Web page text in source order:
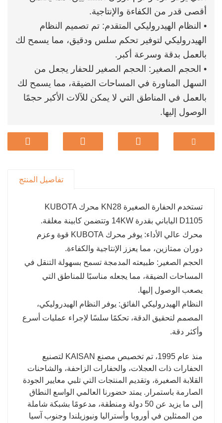
أقصى قدر من الكفاءة والإنتاجية.
• النظام الهيدروليكي المتقدم: تم تصميم النظام
الهيدروليكي لتوفير تحكم سلس ودقيق، مما يسمح لك
بالعمل بدقة وسرعة أكبر.
• الحجم الصغير: الحجم الصغير للحفار يجعل من
السهل المناورة في المساحات الضيقة، مما يسمح لك
بالعمل في المناطق التي لا يمكن للآلات الأكبر حجمًا
الوصول إليها.
تفاصيل المنتج
تستخدم الحفارة الصغيرة KN28 محرك KUBOTA
D1105 الياباني بقدرة 14KW وتتضمن كابينة مغلقة.
محرك عالي الأداء: يوفر محرك KUBOTA قوة وعزم
دوران ممتازين، مما يعزز الإنتاجية والكفاءة.
الحجم الصغير: طبيعته المدمجة تسمح بسهولة التنقل في
المساحات الضيقة، مما يجعله مناسبًا للمناطق التي
يصعب الوصول إليها.
النظام الهيدروليكي الفائق: يوفر النظام الهيدروليكي،
المصمم لتحقيق الدقة، تحكمًا سلسًا لإجراء عمليات أسرع
وأكثر دقة.
منذ عام 1995، تم تخصيص مصنع KAISAN لتصنيع
الحفارات ذات العجلات، والحفارات الزاحفة، والشاحنات
القلابة الصغيرة، وتقديم المنتجات التي تلبي معايير الجودة
الصارمة باستمرار. يمتد حضورنا العالمي الواسع النطاق
إلى ما يزيد عن 50 دولة ومنطقة، مدعومًا بشبكة شاملة
من الممثلين في أوروبا وأستراليا ونيوزيلندا وجنوب آسيا